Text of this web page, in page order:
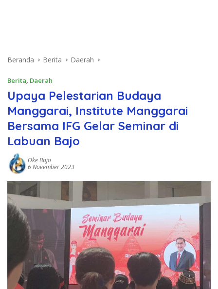
Beranda Berita Daerah
Berita, Daerah
Upaya Pelestarian Budaya
Manggarai, Institute Manggarai
Bersama IFG Gelar Seminar di
Labuan Bajo
Oke Bajo
6 November 2023